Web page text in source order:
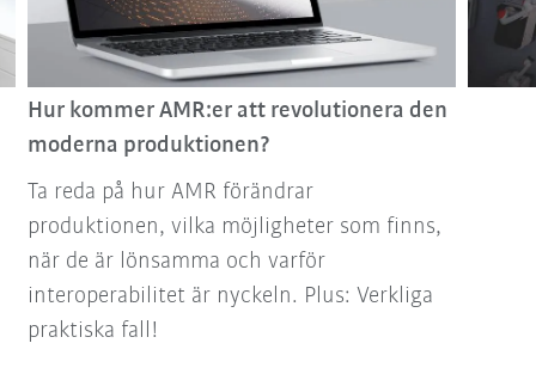
Hur kommer AMR:er att revolutionera den
moderna produktionen?
Ta reda på hur AMR förändrar
produktionen, vilka möjligheter som finns,
när de är lönsamma och varför
interoperabilitet är nyckeln. Plus: Verkliga
praktiska fall!